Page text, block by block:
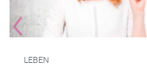
LEBEN